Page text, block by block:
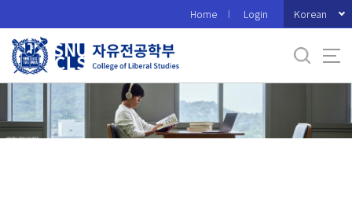
로
메
Home Login Korean